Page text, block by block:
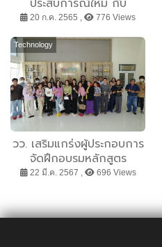
ประสบการณ์ใหม่ กับ
“Victoria Arduino Black
Eagle Maverick” ที่จะ
เปลี่ยนกาแฟเอสเพรสโชให้
เป็นกาแฟสกัดบริสุทธิ์จากก้น
ถ้วยได้
20 ก.ค. 2565 , 776 Views
Technology
วว. เสริมแกร่งผู้ประกอบการ
จัดฝึกอบรมหลักสูตร
”เทคโนโลยีการแปรรูปอาหาร
22 มี.ค. 2567 , 696 Views